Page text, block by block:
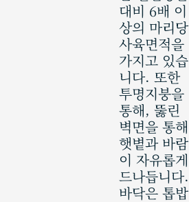
대비 6배 이
상의 마리당
사육면적을
가지고 있습
니다. 또한
투명지붕을
통해, 뚫린
벽면을 통해
햇볕과 바람
이 자유롭게
드나듭니다.
바닥은 톱밥